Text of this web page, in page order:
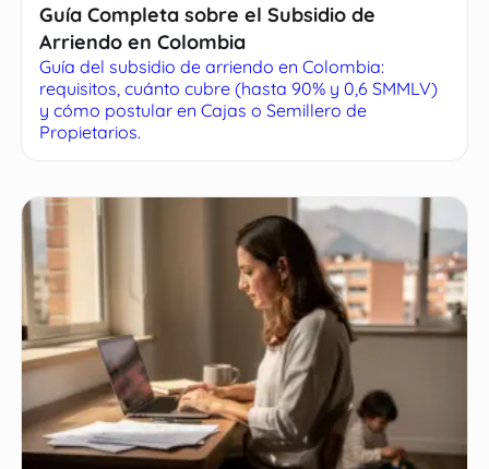
Guía Completa sobre el Subsidio de
Arriendo en Colombia
Guía del subsidio de arriendo en Colombia:
requisitos, cuánto cubre (hasta 90% y 0,6 SMMLV)
y cómo postular en Cajas o Semillero de
Propietarios.